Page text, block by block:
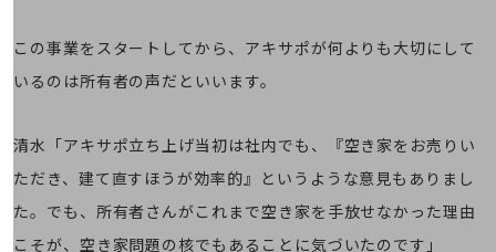
経験者採用
人材育成制度
広告・協賛
広告
協賛
NTTドコモグループ
この事業をスタートしてから、アキサポが何よりも大切にして
いるのは所有者の声だといいます。
清水「アキサポ立ち上げ当初は社内でも、『空き家をお売りい
ただき、建て直すほうが効率的』というような意見もありまし
た。でも、所有者さんがこれまで空き家を手放せなかった理由
こそが、空き家問題の核でもあることに気づいたのです」